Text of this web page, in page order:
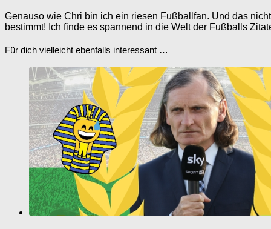
Genauso wie Chri bin ich ein riesen Fußballfan. Und das
bestimmt! Ich finde es spannend in die Welt der Fußballs
Für dich vielleicht ebenfalls interessant …